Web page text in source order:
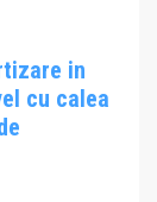
in
cu calea